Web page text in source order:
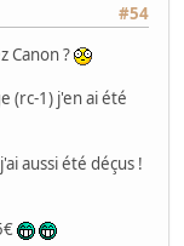
#54
Canon ?
(rc-1) j'en ai été
aussi été déçus !